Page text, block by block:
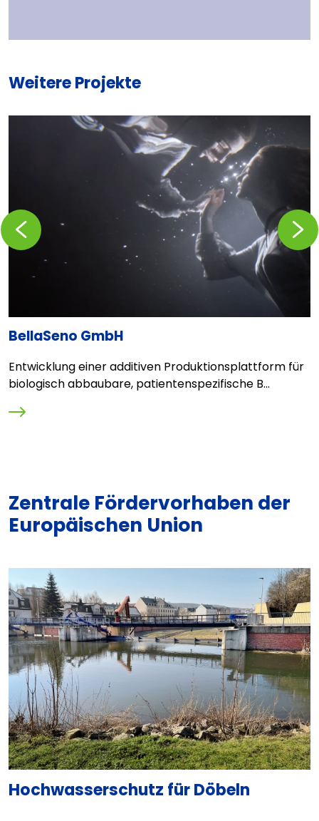
Weitere Projekte
BellaSeno GmbH
Entwicklung einer additiven Produktionsplattform für
biologisch abbaubare, patientenspezifische B...
Zurückblättern
Zentrale Fördervorhaben der
Europäischen Union
Hochwasserschutz für Döbeln